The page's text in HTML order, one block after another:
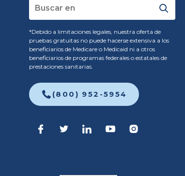
*Debido a limitaciones legales, nuestra oferta de
pruebas gratuitas no puede hacerse extensiva a los
beneficiarios de Medicare o Medicaid ni a otros
beneficiarios de programas federales o estatales de
prestaciones sanitarias.
(800) 952-5954